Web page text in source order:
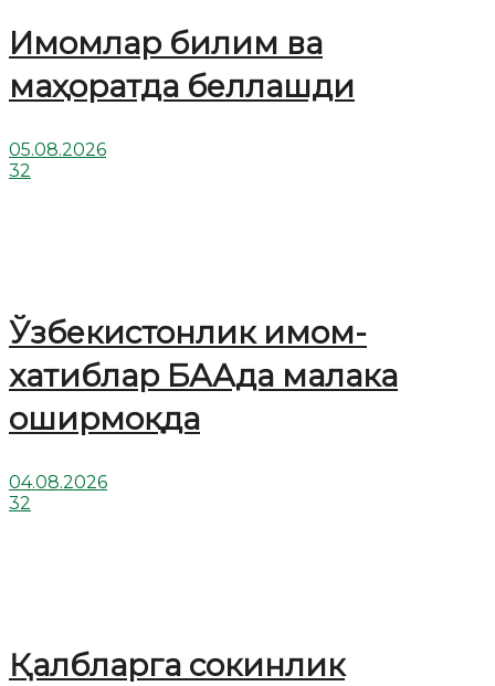
Имомлар билим ва
маҳоратда беллашди
05.08.2026
32
Ўзбекистонлик имом-
хатиблар БААда малака
оширмоқда
04.08.2026
32
Қалбларга сокинлик